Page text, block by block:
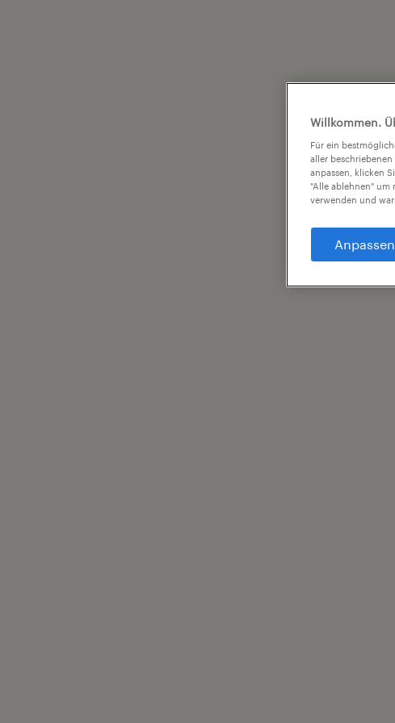
Willkommen.
Für ein
aller
anpassen, klicken
"Alle ablehnen" um
verwenden und
Anpassen